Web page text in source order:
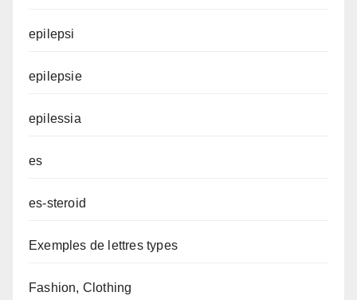
epilepsi
epilepsie
epilessia
es
es-steroid
Exemples de lettres types
Fashion, Clothing